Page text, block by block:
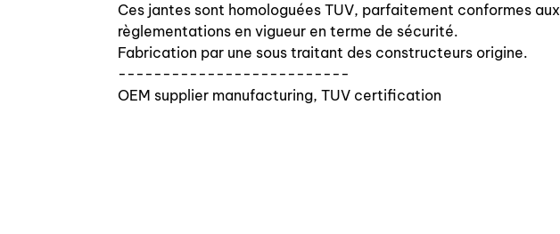
Ces jantes sont homologuées TUV, parfaitement conformes aux
règlementations en vigueur en terme de sécurité.
Fabrication par une sous traitant des constructeurs origine.
--------------------------
OEM supplier manufacturing, TUV certification